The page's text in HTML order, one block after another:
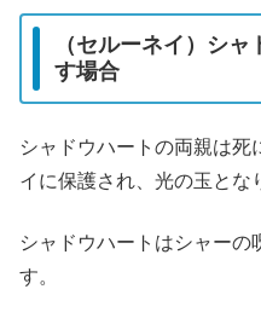
（セルーネイ）シ
す場合
シャドウハートの両親は死
イに保護され、光の玉とな
シャドウハートはシャーの
す。